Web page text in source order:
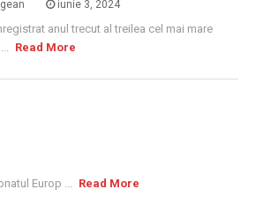
iunie 3, 2024
anul trecut al treilea cel mai mare
Read More
Europ ... Read More